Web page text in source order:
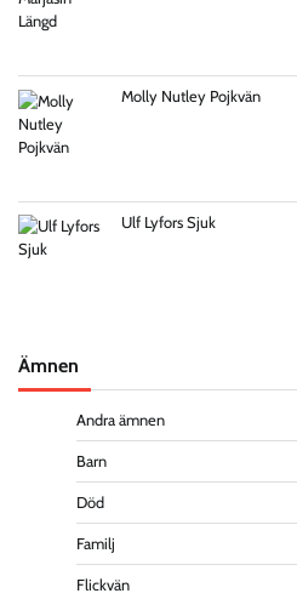
Molly Nutley Pojkvän
Ulf Lyfors Sjuk
Ämnen
Andra ämnen
Barn
Död
Familj
Flickvän